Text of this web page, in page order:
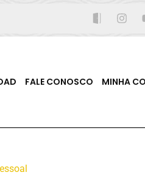
FALE CONOSCO MINHA